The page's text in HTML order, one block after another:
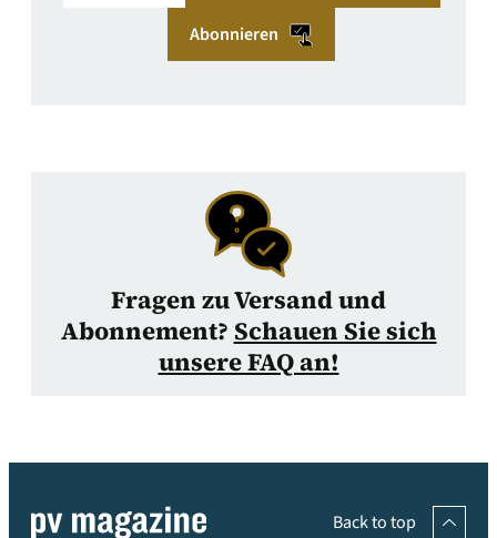
Abonnieren
Fragen zu Versand und
Abonnement? Schauen Sie sich
unsere FAQ an!
Back to top